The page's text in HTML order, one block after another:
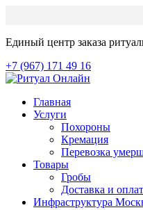
Единый центр заказа
+7 (967) 171 49 16
Главная
Услуги
Похороны
Кремация
Перевозка
Товары
Гробы
Доставка и
Инфраструктура